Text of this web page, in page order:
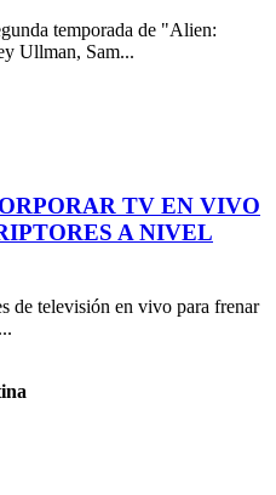
temporada de "Alien:
Ullman, Sam...
TV EN VIVO
A NIVEL
de televisión en vivo para frenar